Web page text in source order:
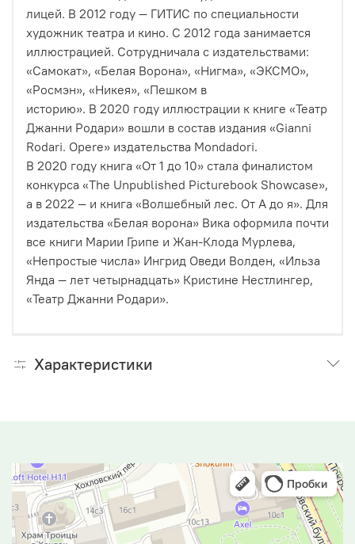
лицей. В 2012 году — ГИТИС по специальности
художник театра и кино. С 2012 года занимается
иллюстрацией. Сотрудничала с издательствами:
«Самокат», «Белая Ворона», «Нигма», «ЭКСМО»,
«Росмэн», «Никея», «Пешком в
историю». В 2020 году иллюстрации к книге «Театр
Джанни Родари» вошли в состав издания «Gianni
Rodari. Opere» издательства Mondadori.
В 2020 году книга «От 1 до 10» стала финалистом
конкурса «The Unpublished Picturebook Showcase»,
а в 2022 — и книга «Волшебный лес. От А до я». Для
издательства «Белая ворона» Вика оформила почти
все книги Марии Грипе и Жан-Клода Мурлева,
«Непростые числа» Ингрид Оведи Волден, «Ильза
Янда — лет четырнадцать» Кристине Нестлингер,
«Театр Джанни Родари».
Характеристики